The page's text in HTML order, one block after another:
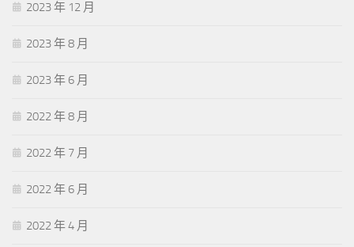
2023 年 12 月
2023 年 8 月
2023 年 6 月
2022 年 8 月
2022 年 7 月
2022 年 6 月
2022 年 4 月